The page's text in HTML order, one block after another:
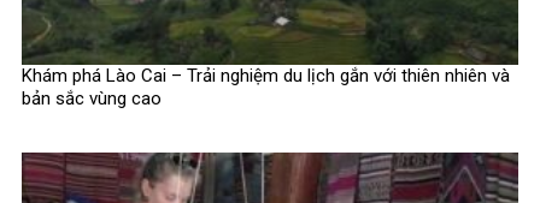
Khám phá Lào Cai – Trải nghiệm du lịch gắn với thiên nhiên và
bản sắc vùng cao